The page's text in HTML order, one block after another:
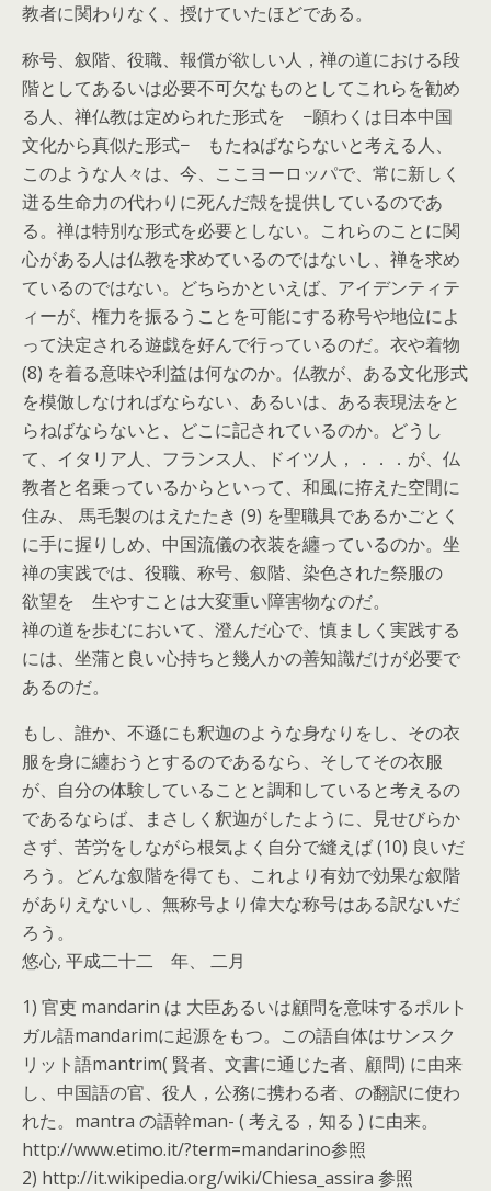
教者に関わりなく、授けていたほどである。
称号、叙階、役職、報償が欲しい人，禅の道における段
階としてあるいは必要不可欠なものとしてこれらを勧め
る人、禅仏教は定められた形式を −願わくは日本中国
文化から真似た形式− もたねばならないと考える人、
このような人々は、今、ここヨーロッパで、常に新しく
迸る生命力の代わりに死んだ殻を提供しているのであ
る。禅は特別な形式を必要としない。これらのことに関
心がある人は仏教を求めているのではないし、禅を求め
ているのではない。どちらかといえば、アイデンティテ
ィーが、権力を振るうことを可能にする称号や地位によ
って決定される遊戯を好んで行っているのだ。衣や着物
(8) を着る意味や利益は何なのか。仏教が、ある文化形式
を模倣しなければならない、あるいは、ある表現法をと
らねばならないと、どこに記されているのか。どうし
て、イタリア人、フランス人、ドイツ人，．．．が、仏
教者と名乗っているからといって、和風に拵えた空間に
住み、 馬毛製のはえたたき (9) を聖職具であるかごとく
に手に握りしめ、中国流儀の衣装を纏っているのか。坐
禅の実践では、役職、称号、叙階、染色された祭服の
欲望を 生やすことは大変重い障害物なのだ。
禅の道を歩むにおいて、澄んだ心で、慎ましく実践する
には、坐蒲と良い心持ちと幾人かの善知識だけが必要で
あるのだ。
もし、誰か、不遜にも釈迦のような身なりをし、その衣
服を身に纏おうとするのであるなら、そしてその衣服
が、自分の体験していることと調和していると考えるの
であるならば、まさしく釈迦がしたように、見せびらか
さず、苦労をしながら根気よく自分で縫えば (10) 良いだ
ろう。どんな叙階を得ても、これより有効で効果な叙階
がありえないし、無称号より偉大な称号はある訳ないだ
ろう。
悠心, 平成二十二 年、 二月
1) 官吏 mandarin は 大臣あるいは顧問を意味するポルト
ガル語mandarimに起源をもつ。この語自体はサンスク
リット語mantrim( 賢者、文書に通じた者、顧問) に由来
し、中国語の官、役人，公務に携わる者、の翻訳に使わ
れた。mantra の語幹man- ( 考える，知る ) に由来。
http://www.etimo.it/?term=mandarino参照
2) http://it.wikipedia.org/wiki/Chiesa_assira 参照